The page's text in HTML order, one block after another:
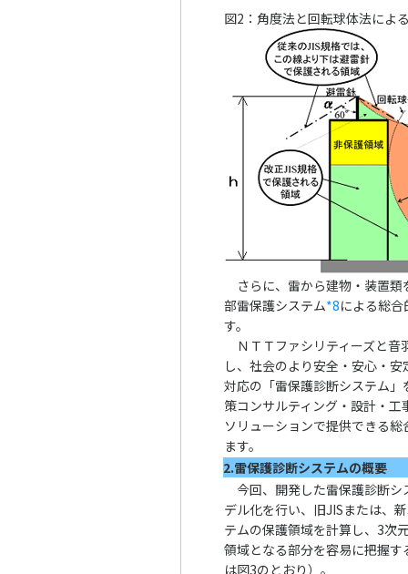
図2：角度法と回転球体法によ
さらに、雷から建物・装置類
部雷保護システム*8による総
す。
ＮＴＴファシリティーズと音
し、社会のより安全・安心・
対応の「雷保護診断システム
策コンサルティング・設計・
ソリューションで提供できる
ます。
2.雷保護診断システムの概要
今回、開発した雷保護診断シ
デル化を行い、旧JISまたは、
テムの保護領域を計算し、3次
領域となる部分を容易に把握
は図3のとおり）。